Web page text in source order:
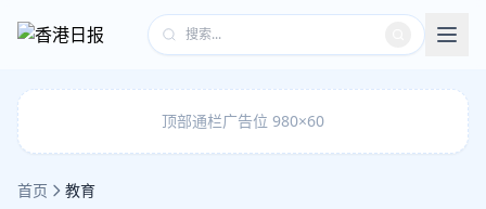
顶部通栏广告位 980×60
首页 教育